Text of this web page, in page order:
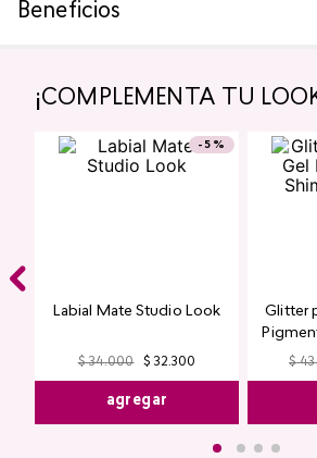
Beneficios
¡COMPLEMENTA TU
- 5 %
Labial Mate Studio Look
$ 34.000 $ 32.300
agregar
Glitter
$ 43